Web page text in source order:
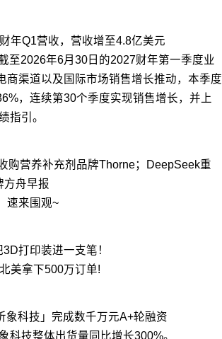
年Q1营收，营收增至4.8亿美元
至2026年6月30日的2027财年第一季度业
商渠道以及国际市场销售增长推动，本季度
，连续第30个季度实现销售增长，并上
指引。
购营养补充剂品牌Thorne；DeepSeek重
方舟早报
速来围观~
打印装进一支笔！
美拿下500万订单!
象科技」完成数千万元A+轮融资
科技整体出货量同比增长300%。